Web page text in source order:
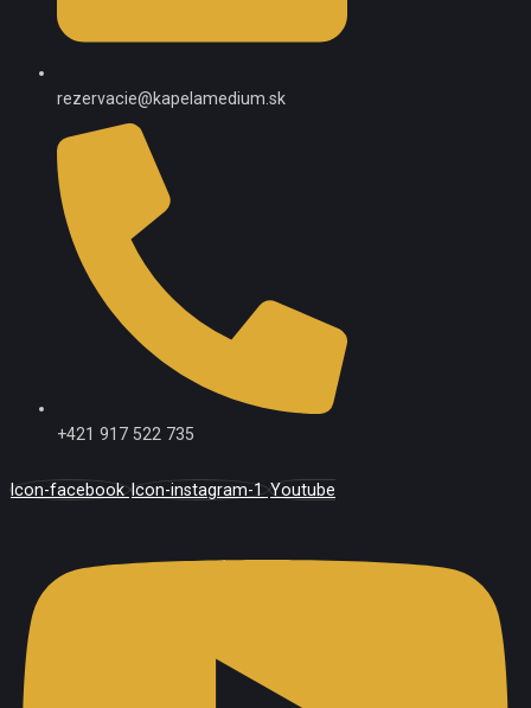
rezervacie@kapelamedium.sk
+421 917 522 735
Icon-facebook Icon-instagram-1 Youtube